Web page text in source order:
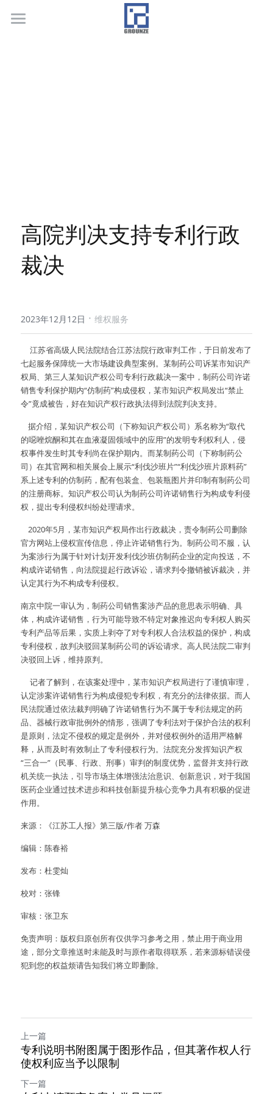
高院判决支持专利行政
裁决
2023年12月12日 · 维权服务
七起服务保障统一大市场建设典型案例。某制药公司诉某市知识产
权局、第三人某知识产权公司专利行政裁决一案中，制药公司许诺
销售专利保护期内“仿制药”构成侵权，某市知识产权局发出“禁止
令”竟成被告，好在知识产权行政执法得到法院判决支持。
的噁唑烷酮和其在血液凝固领域中的应用”的发明专利权利人，侵
权事件发生时其专利尚在保护期内。而某制药公司（下称制药公
司）在其官网和相关展会上展示“利伐沙班片”“利伐沙班片原料药”
系上述专利的仿制药，配有包装盒、包装瓶图片并印制有制药公司
的注册商标。知识产权公司认为制药公司许诺销售行为构成专利侵
权，提出专利侵权纠纷处理请求。
官方网站上侵权宣传信息，停止许诺销售行为。制药公司不服，认
为案涉行为属于针对计划开发利伐沙班仿制药企业的定向投送，不
构成许诺销售，向法院提起行政诉讼，请求判令撤销被诉裁决，并
认定其行为不构成专利侵权。
南京中院一审认为，制药公司销售案涉产品的意思表示明确、具
体，构成许诺销售，行为可能导致不特定对象推迟向专利权人购买
专利产品等后果，实质上剥夺了对专利权人合法权益的保护，构成
专利侵权，故判决驳回某制药公司的诉讼请求。高人民法院二审判
决驳回上诉，维持原判。
认定涉案许诺销售行为构成侵犯专利权，有充分的法律依据。而人
民法院通过依法裁判明确了许诺销售行为不属于专利法规定的药
品、器械行政审批例外的情形，强调了专利法对于保护合法的权利
是原则，法定不侵权的规定是例外，并对侵权例外的适用严格解
释，从而及时有效制止了专利侵权行为。法院充分发挥知识产权
“三合一”（民事、行政、刑事）审判的制度优势，监督并支持行政
机关统一执法，引导市场主体增强法治意识、创新意识，对于我国
医药企业通过技术进步和科技创新提升核心竞争力具有积极的促进
作用。
来源：《江苏工人报》第三版/作者 万森
编辑：陈春裕
发布：杜雯灿
校对：张锋
审核：张卫东
免责声明：版权归原创所有仅供学习参考之用，禁止用于商业用
途，部分文章推送时未能及时与原作者取得联系，若来源标错误侵
犯到您的权益烦请告知我们将立即删除。
上一篇
专利说明书附图属于图形作品，但其著作权人行
使权利应当予以限制
下一篇